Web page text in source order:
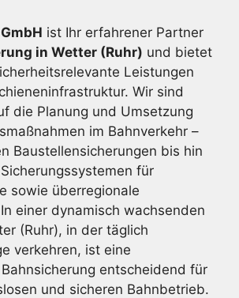
ist Ihr erfahrener Partner
in Wetter (Ruhr) und bietet
Leistungen
Wir sind
die Planung und Umsetzung
im Bahnverkehr –
Baustellensicherungen bis hin
für
sowie überregionale
einer dynamisch wachsenden
(Ruhr), in der täglich
verkehren, ist eine
entscheidend für
und sicheren Bahnbetrieb.